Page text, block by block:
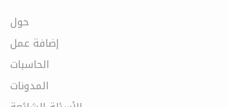
حول
إضافة عمل
الحاسبات
المدونات